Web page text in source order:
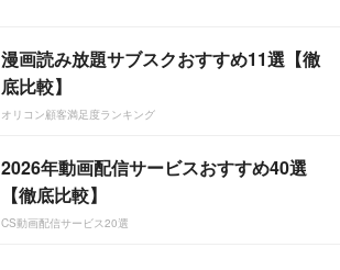
漫画読み放題サブスクおすすめ11選【徹
底比較】
オリコン顧客満足度ランキング
2026年動画配信サービスおすすめ40選
【徹底比較】
CS動画配信サービス20選